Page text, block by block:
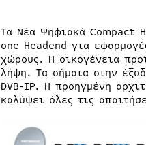
Τα Νέα Ψηφιακά Compact
one Headend για
χώρους. Η οικογένεια
λήψη. Τα σήματα στην
DVB-IP. Η προηγμένη
καλύψει όλες τις